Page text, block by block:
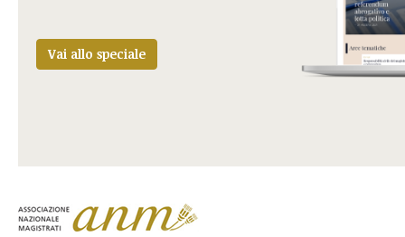
Vai allo speciale